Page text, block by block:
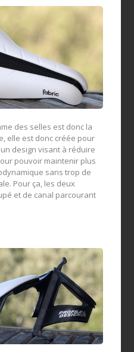
des selles est donc la
elle est donc créée pour
design visant à réduire
pouvoir maintenir plus
sans trop de
Pour ça, les deux
et de canal parcourant